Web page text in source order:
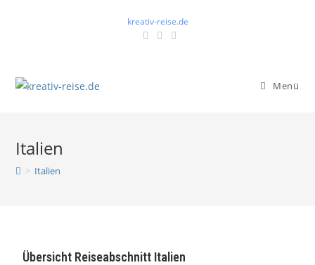
kreativ-reise.de
Menü
Italien
> Italien
Übersicht Reiseabschnitt Italien